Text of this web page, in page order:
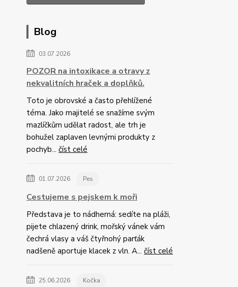
Blog
03.07.2026
POZOR na intoxikace a otravy z
nekvalitních hraček a doplňků.
Toto je obrovské a často přehlížené
téma. Jako majitelé se snažíme svým
mazlíčkům udělat radost, ale trh je
bohužel zaplaven levnými produkty z
pochyb... číst celé
01.07.2026 Pes
Cestujeme s pejskem k moři
Představa je to nádherná: sedíte na pláži,
pijete chlazený drink, mořský vánek vám
čechrá vlasy a váš čtyřnohý parťák
nadšeně aportuje klacek z vln. A... číst celé
25.06.2026 Kočka